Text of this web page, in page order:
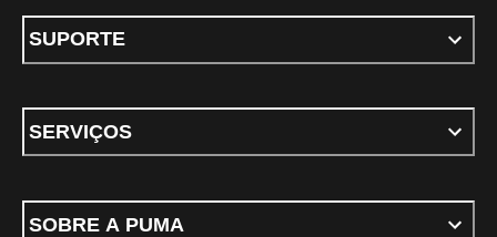
SUPORTE
SERVIÇOS
SOBRE A PUMA